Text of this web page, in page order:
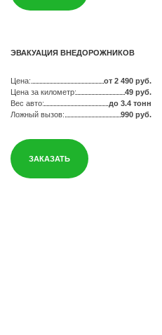
ЭВАКУАЦИЯ ВНЕДОРОЖНИКОВ
Цена:
от 2 490 руб.
Цена за километр:
49 руб.
Вес авто:
до 3.4 тонн
Ложный вызов:
990 руб.
ЗАКАЗАТЬ